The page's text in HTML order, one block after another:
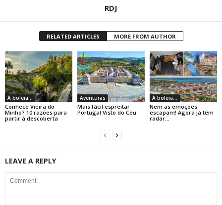
RDJ
RELATED ARTICLES MORE FROM AUTHOR
À boleia...
Conhece Vieira do
Minho? 10 razões para
partir à descoberta
Aventuras
Mais fácil espreitar
Portugal Visto do Céu
À boleia...
Nem as emoções
escapam! Agora já têm
radar…
LEAVE A REPLY